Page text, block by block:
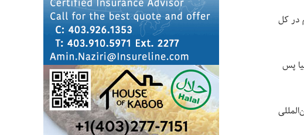
میزان از سال 1994 و بالاترین رقم در کل
می‌شود. در سال 2021 بریتیش‌کلمبیا پس